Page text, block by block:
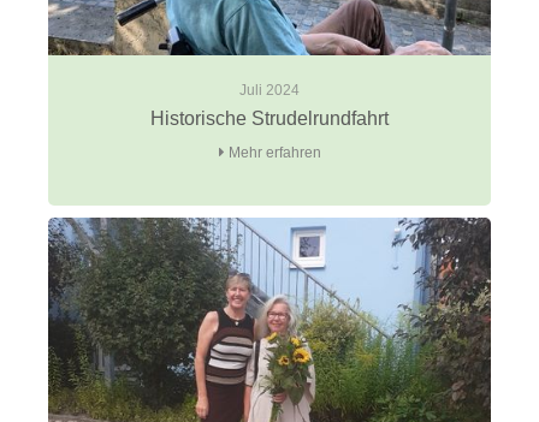
Juli 2024
Historische Strudelrundfahrt
Mehr erfahren